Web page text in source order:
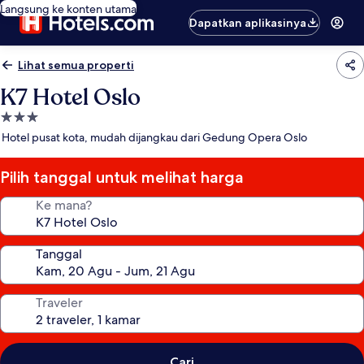
Langsung ke konten utama
Dapatkan aplikasinya
Lihat semua properti
K7 Hotel Oslo
Properti
bintang
Hotel pusat kota, mudah dijangkau dari Gedung Opera Oslo
Pilih tanggal untuk melihat harga
Ke mana?
Tanggal
Traveler